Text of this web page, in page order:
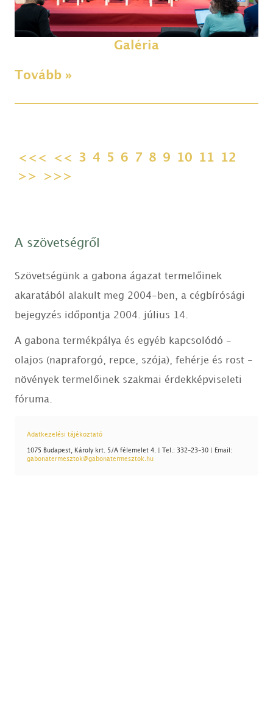
Galéria
Tovább »
<<< << 3 4 5 6 7 8 9 10 11
12
>>
>>>
A szövetségről
Szövetségünk a gabona ágazat termelőinek
akaratából alakult meg 2004-ben, a cégbírósági
bejegyzés időpontja 2004. július 14.
A gabona termékpálya és egyéb kapcsolódó -
olajos (napraforgó, repce, szója), fehérje és rost -
növények termelőinek szakmai érdekképviseleti
fóruma.
Adatkezelési tájékoztató
1075 Budapest, Károly krt. 5/A félemelet 4. | Tel.: 332-23-30 | Email:
gabonatermesztok@gabonatermesztok.hu